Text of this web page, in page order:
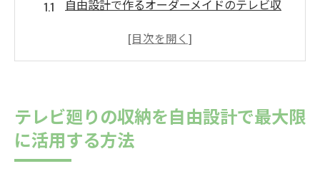
自由設計で作るオーダーメイドのテレビ収
テレビ周りのスペースを最大限に活かす配
子供の安全を考えた収納デザイン
配線を見せないスッキリとしたテレビ周り
テレビ廻りの収納を自由設計で最大限
に活用する方法